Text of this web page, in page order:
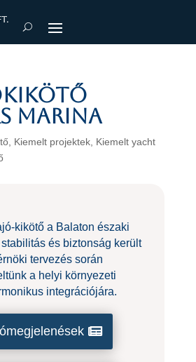
Marina
, Kiemelt projektek, Kiemelt yacht
kikötő a Balaton északi
és biztonság került
tervezés során
a helyi környezeti
integrációjára.